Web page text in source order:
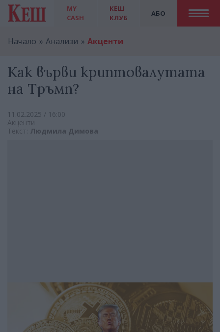
MY
CASH
АБО
КЕШ
КЛУБ
Начало Анализи Акценти
Как върви криптовалутата
на Тръмп?
11.02.2025 / 16:00
Акценти
Текст: Людмила Димова